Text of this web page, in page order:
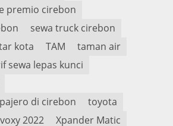
premio cirebon
sewa truck cirebon
kota
TAM
taman air
sewa lepas kunci
di cirebon
toyota
voxy 2022 Xpander Matic